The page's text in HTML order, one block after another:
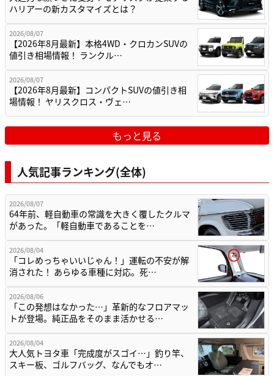
ハリアーの新カスタマイズとは？
2026/08/07
【2026年8月最新】本格4WD・クロカンSUVの
値引き相場情報！ ランクル…
2026/08/07
【2026年8月最新】コンパクトSUVの値引き相
場情報！ ヤリスクロス・ヴェ…
もっと見る
人気記事ランキング(全体)
2026/08/07
64年前、軽自動車の常識を大きく覆したクルマ
があった。「軽自動車であることを…
2026/08/04
「コレめっちゃいいじゃん！」運転の不安が解
消された！ あらゆる車種に対応。死…
2026/08/06
「この発想はなかった…」革新的なフロアマッ
トが登場。純正品をそのまま活かせる…
2026/08/04
大人気トヨタ車「完成度がスゴイ…」釣り竿、
スキー板、ゴルフバッグ、なんでもオ…